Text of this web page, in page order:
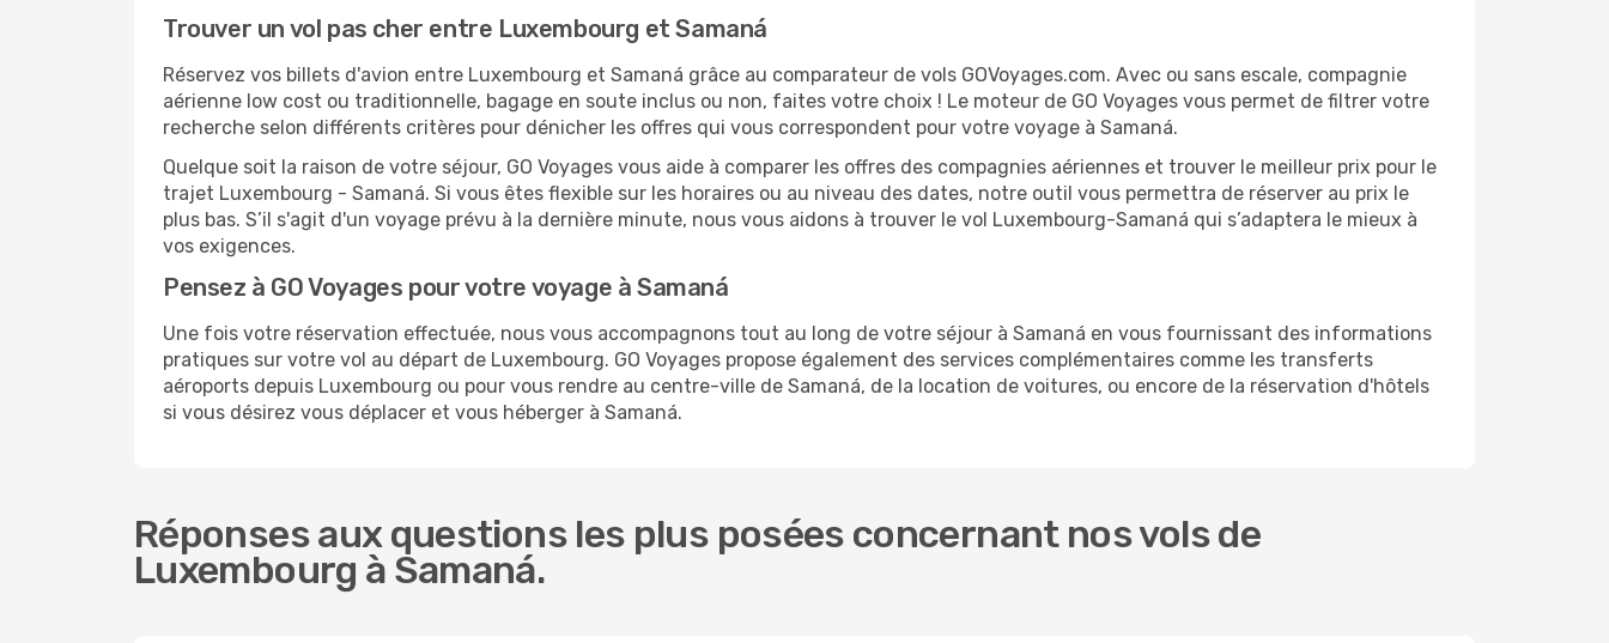
Trouver un vol pas cher entre Luxembourg et Samaná
Réservez vos billets d'avion entre Luxembourg et Samaná grâce au comparateur de vols GOVoyages.com. Avec ou sans escale, compagnie
aérienne low cost ou traditionnelle, bagage en soute inclus ou non, faites votre choix ! Le moteur de GO Voyages vous permet de filtrer votre
recherche selon différents critères pour dénicher les offres qui vous correspondent pour votre voyage à Samaná.
Quelque soit la raison de votre séjour, GO Voyages vous aide à comparer les offres des compagnies aériennes et trouver le meilleur prix pour le
trajet Luxembourg - Samaná. Si vous êtes flexible sur les horaires ou au niveau des dates, notre outil vous permettra de réserver au prix le
plus bas. S’il s'agit d'un voyage prévu à la dernière minute, nous vous aidons à trouver le vol Luxembourg-Samaná qui s’adaptera le mieux à
vos exigences.
Pensez à GO Voyages pour votre voyage à Samaná
Une fois votre réservation effectuée, nous vous accompagnons tout au long de votre séjour à Samaná en vous fournissant des informations
pratiques sur votre vol au départ de Luxembourg. GO Voyages propose également des services complémentaires comme les transferts
aéroports depuis Luxembourg ou pour vous rendre au centre-ville de Samaná, de la location de voitures, ou encore de la réservation d'hôtels
si vous désirez vous déplacer et vous héberger à Samaná.
Réponses aux questions les plus posées concernant nos vols de
Luxembourg à Samaná.